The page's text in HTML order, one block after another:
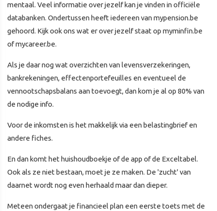
mentaal. Veel informatie over jezelf kan je vinden in officiële
databanken. Ondertussen heeft iedereen van mypension.be
gehoord. Kijk ook ons wat er over jezelf staat op myminfin.be
of mycareer.be.
Als je daar nog wat overzichten van levensverzekeringen,
bankrekeningen, effectenportefeuilles en eventueel de
vennootschapsbalans aan toevoegt, dan kom je al op 80% van
de nodige info.
Voor de inkomsten is het makkelijk via een belastingbrief en
andere fiches.
En dan komt het huishoudboekje of de app of de Exceltabel.
Ook als ze niet bestaan, moet je ze maken. De 'zucht' van
daarnet wordt nog even herhaald maar dan dieper.
Meteen ondergaat je financieel plan een eerste toets met de